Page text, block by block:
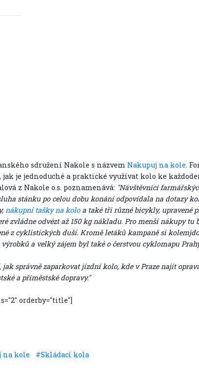
sdružení Nakole s názvem Nakupuj na kole.
je jednoduché a praktické využívat kolo ke
z Nakole o.s. poznamenává: "Návštěvníci
stánku po celou dobu konání odpovídala na dotazy
nákupní tašky na koloa také tři různé bicykly, upravené
zvládne odvézt až 150 kg nákladu. Pro menší nákupy tu
z cyklistických duší. Kromě letáků kampaně si
a velký zájem byl také o čerstvou cyklomapu
správně zaparkovat jízdní kolo, kde v Praze najít
a příměstské dopravy."
orderby="title"]
na kole #Skládací kola